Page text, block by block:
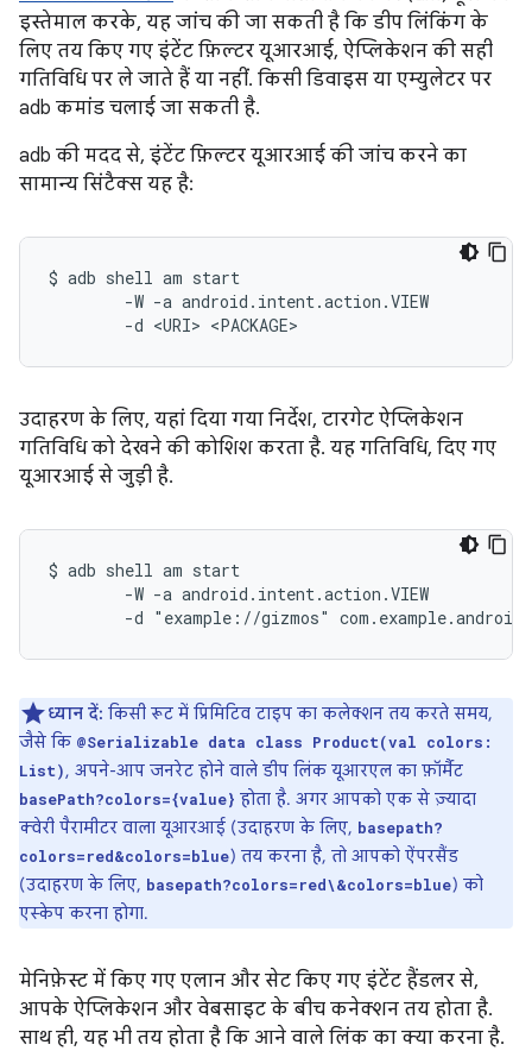
इस्तेमाल करके, यह जांच की जा सकती है कि डीप लिंकिंग के
लिए तय किए गए इंटेंट फ़िल्टर यूआरआई, ऐप्लिकेशन की सही
गतिविधि पर ले जाते हैं या नहीं. किसी डिवाइस या एम्युलेटर पर
adb कमांड चलाई जा सकती है.
adb की मदद से, इंटेंट फ़िल्टर यूआरआई की जांच करने का
सामान्य सिंटैक्स यह है:
$ adb shell am start
        -W -a android.intent.action.VIEW
उदाहरण के लिए, यहां दिया गया निर्देश, टारगेट ऐप्लिकेशन
गतिविधि को देखने की कोशिश करता है. यह गतिविधि, दिए गए
यूआरआई से जुड़ी है.
$ adb shell am start
        -W -a android.intent.action.VIEW
ध्यान दें: किसी रूट में प्रिमिटिव टाइप का कलेक्शन तय करते समय,
जैसे कि @Serializable data class Product(val colors:
List), अपने-आप जनरेट होने वाले डीप लिंक यूआरएल का फ़ॉर्मैट
basePath?colors={value} होता है. अगर आपको एक से ज़्यादा
क्वेरी पैरामीटर वाला यूआरआई (उदाहरण के लिए, basepath?
colors=red&colors=blue) तय करना है, तो आपको ऐंपरसैंड
(उदाहरण के लिए, basepath?colors=red\&colors=blue) को
एस्केप करना होगा.
मेनिफ़ेस्ट में किए गए एलान और सेट किए गए इंटेंट हैंडलर से,
आपके ऐप्लिकेशन और वेबसाइट के बीच कनेक्शन तय होता है.
साथ ही, यह भी तय होता है कि आने वाले लिंक का क्या करना है.